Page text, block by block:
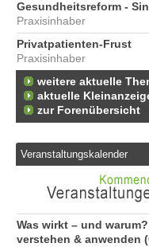
Gesundheitsreform -
Praxisinhaber
Privatpatienten-Frust
Praxisinhaber
weitere aktuelle
aktuelle
zur Forenübersicht
Veranstaltungskalender
Was wirkt – und
verstehen & anwenden